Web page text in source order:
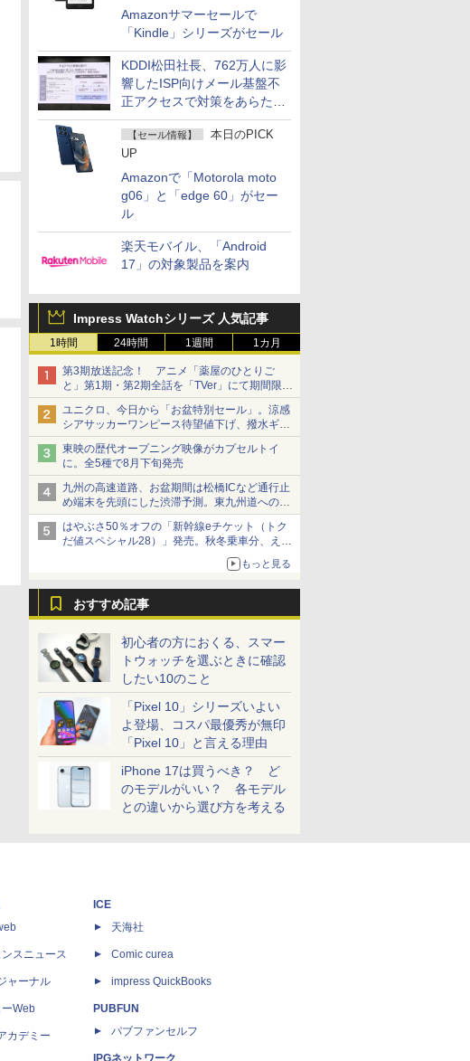
Amazonサマーセールで
「Kindle」シリーズがセール
KDDI松田社長、762万人に影
響したISP向けメール基盤不
正アクセスで対策をあらため
て説明
【セール情報】
本日のPICK
UP
Amazonで「Motorola moto
g06」と「edge 60」がセー
ル
楽天モバイル、「Android
17」の対象製品を案内
Impress Watchシリーズ 人気記事
1時間 24時間 1週間 1カ月
第3期放送記念！ アニメ「薬屋のひとりご
と」第1期・第2期全話を「TVer」にて期間限定
で順次無料配信開始
ユニクロ、今日から「お盆特別セール」。涼感
シアサッカーワンピース待望値下げ、撥水ギア
ショーツは1990円に
東映の歴代オープニング映像がカプセルトイ
に。全5種で8月下旬発売
九州の高速道路、お盆期間は松橋ICなど通行止
め端末を先頭にした渋滞予測。東九州道への迂
回は料金調整を実施
はやぶさ50％オフの「新幹線eチケット（トク
だ値スペシャル28）」発売。秋冬乗車分、えき
もっと見る
おすすめ記事
初心者の方におくる、スマー
トウォッチを選ぶときに確認
したい10のこと
「Pixel 10」シリーズいよい
よ登場、コスパ最優秀が無印
「Pixel 10」と言える理由
iPhone 17は買うべき？ ど
のモデルがいい？ 各モデル
との違いから選び方を考える
スニュース
ャーナル
Web
カデミー
ICE
天海社
Comic curea
impress QuickBooks
PUBFUN
パブファンセルフ
IPGネットワーク